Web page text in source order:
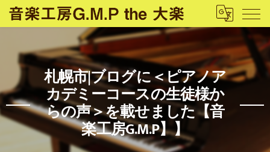
札幌市|ブログに＜ピアノア
カデミーコースの生徒様か
らの声＞を載せました【音
楽工房G.M.P】】